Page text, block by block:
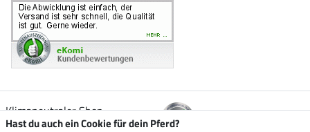
Klimaneutraler Shop
Hast du auch ein Cookie für dein Pferd?